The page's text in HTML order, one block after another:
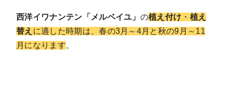
西洋イワナンテン「メルベイユ」 の植え付け ・ 植え
替え に適した時期は、春の3月～4月と秋の9月～11
月になります。